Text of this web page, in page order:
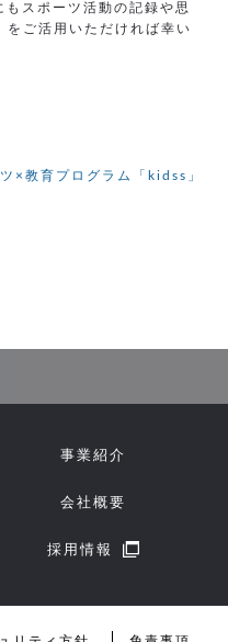
スポーツ活動の記録や思
ご活用いただければ幸い
×教育プログラム「kidss」
事業紹介
会社概要
採用情報